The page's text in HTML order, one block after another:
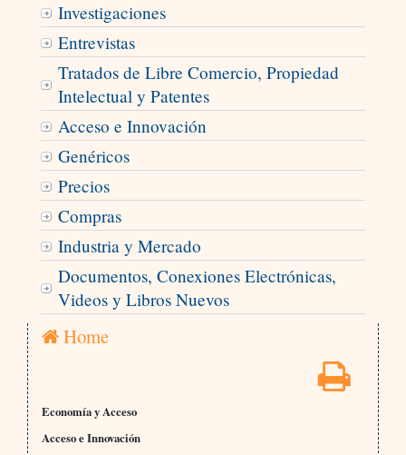
Investigaciones
Entrevistas
Tratados de Libre Comercio, Propiedad
Intelectual y Patentes
Acceso e Innovación
Genéricos
Precios
Compras
Industria y Mercado
Documentos, Conexiones Electrónicas,
Videos y Libros Nuevos
Home
Economía y Acceso
Acceso e Innovación